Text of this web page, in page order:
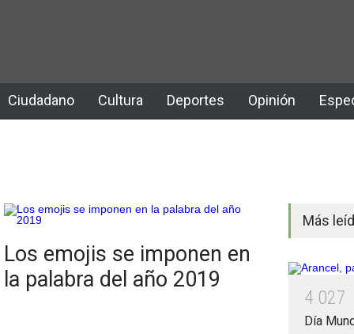
Ciudadano Cultura Deportes Opinión
Los emojis se imponen en
la palabra del año 2019
Más
4 027
Día